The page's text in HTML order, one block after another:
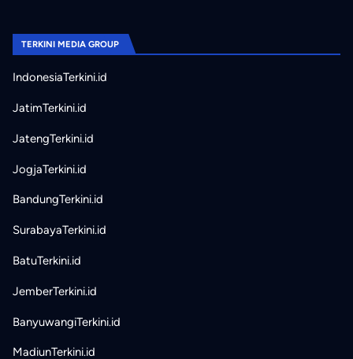
TERKINI MEDIA GROUP
IndonesiaTerkini.id
JatimTerkini.id
JatengTerkini.id
JogjaTerkini.id
BandungTerkini.id
SurabayaTerkini.id
BatuTerkini.id
JemberTerkini.id
BanyuwangiTerkini.id
MadiunTerkini.id